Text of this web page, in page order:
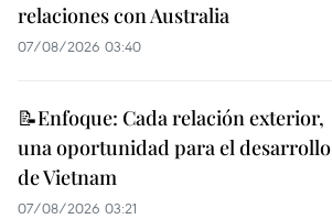
relaciones con Australia
07/08/2026 03:40
📝Enfoque: Cada relación exterior,
una oportunidad para el desarrollo
de Vietnam
07/08/2026 03:21